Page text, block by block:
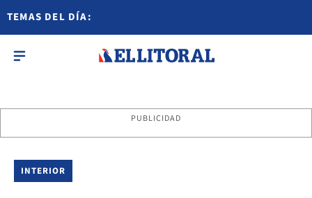
TEMAS DEL DÍA:
PUBLICIDAD
INTERIOR